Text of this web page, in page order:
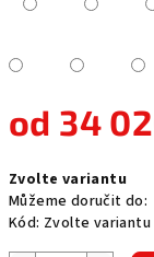
od 34
cena:
Zvolte variantu
Můžeme doručit do:
Kód: Zvolte variantu